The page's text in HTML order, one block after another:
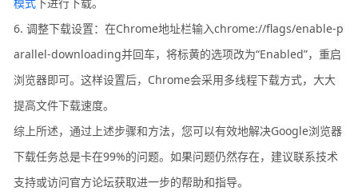
6. 调整下载设置：在Chrome地址栏输入chrome://flags/enable-p
arallel-downloading并回车，将标黄的选项改为“Enabled”，重启
浏览器即可。这样设置后，Chrome会采用多线程下载方式，大大
提高文件下载速度。
综上所述，通过上述步骤和方法，您可以有效地解决Google浏览器
下载任务总是卡在99%的问题。如果问题仍然存在，建议联系技术
支持或访问官方论坛获取进一步的帮助和指导。